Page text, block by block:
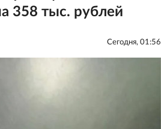
358 тыс. рублей
Сегодня, 01:56